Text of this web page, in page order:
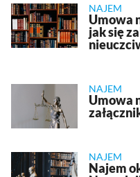
NAJEM
Umowa
jak się
NAJEM
Umowa
NAJEM
Najem